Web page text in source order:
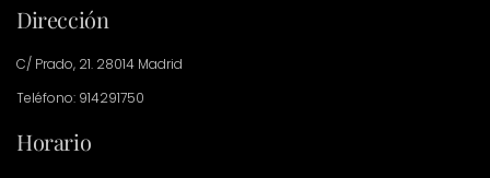
Dirección
C/ Prado, 21. 28014 Madrid
Teléfono: 914291750
Horario